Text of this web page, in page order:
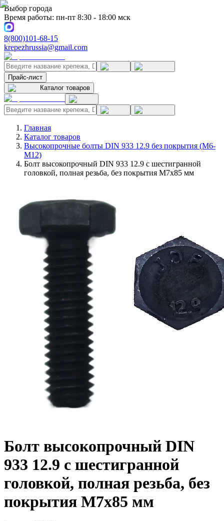
Выбор города
Время работы: пн-пт 8:30 - 18:00 мск
8(800)101-68-15
krepezhrussia@gmail.com
Прайс-лист
Каталог товаров
Главная
Каталог товаров
Высокопрочные болты DIN 933 12.9 без покрытия (M6-
M12)
Болт высокопрочный DIN 933 12.9 с шестигранной
головкой, полная резьба, без покрытия M7x85 мм
Болт высокопрочный DIN
933 12.9 с шестигранной
головкой, полная резьба, без
покрытия M7x85 мм